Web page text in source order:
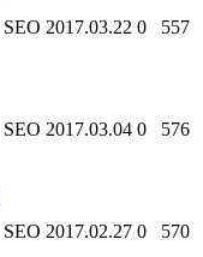
SEO 2017.03.22 0 557
SEO 2017.03.04 0 576
SEO 2017.02.27 0 570